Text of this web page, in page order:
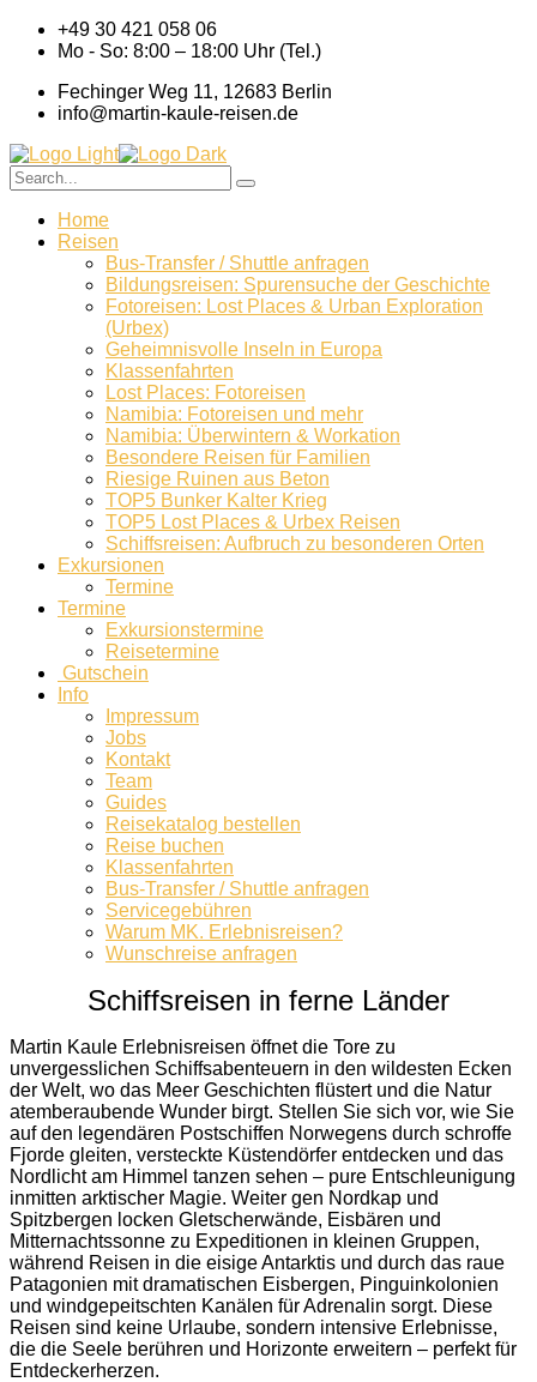
+49 30 421 058 06
Mo - So: 8:00 – 18:00 Uhr (Tel.)
Fechinger Weg 11, 12683 Berlin
info@martin-kaule-reisen.de
Home
Reisen
Bus-Transfer / Shuttle anfragen
Bildungsreisen: Spurensuche der Geschichte
Fotoreisen: Lost Places & Urban Exploration
(Urbex)
Geheimnisvolle Inseln in Europa
Klassenfahrten
Lost Places: Fotoreisen
Namibia: Fotoreisen und mehr
Namibia: Überwintern & Workation
Besondere Reisen für Familien
Riesige Ruinen aus Beton
TOP5 Bunker Kalter Krieg
TOP5 Lost Places & Urbex Reisen
Schiffsreisen: Aufbruch zu besonderen Orten
Exkursionen
Termine
Termine
Exkursionstermine
Reisetermine
Gutschein
Info
Impressum
Jobs
Kontakt
Team
Guides
Reisekatalog bestellen
Reise buchen
Klassenfahrten
Bus-Transfer / Shuttle anfragen
Servicegebühren
Warum MK. Erlebnisreisen?
Wunschreise anfragen
Schiffsreisen in ferne Länder
Martin Kaule Erlebnisreisen öffnet die Tore zu
unvergesslichen Schiffsabenteuern in den wildesten Ecken
der Welt, wo das Meer Geschichten flüstert und die Natur
atemberaubende Wunder birgt. Stellen Sie sich vor, wie Sie
auf den legendären Postschiffen Norwegens durch schroffe
Fjorde gleiten, versteckte Küstendörfer entdecken und das
Nordlicht am Himmel tanzen sehen – pure Entschleunigung
inmitten arktischer Magie. Weiter gen Nordkap und
Spitzbergen locken Gletscherwände, Eisbären und
Mitternachtssonne zu Expeditionen in kleinen Gruppen,
während Reisen in die eisige Antarktis und durch das raue
Patagonien mit dramatischen Eisbergen, Pinguinkolonien
und windgepeitschten Kanälen für Adrenalin sorgt. Diese
Reisen sind keine Urlaube, sondern intensive Erlebnisse,
die die Seele berühren und Horizonte erweitern – perfekt für
Entdeckerherzen.